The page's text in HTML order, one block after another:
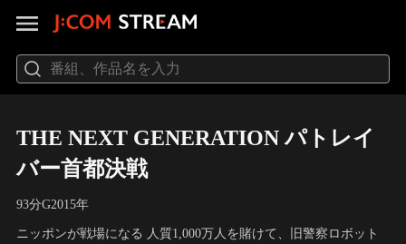
THE NEXT GENERATION パトレイ
バー首都決戦
93分G2015年
ニッポンが戦場になる 人質1,000万人を賭けて、旧警察ロボット